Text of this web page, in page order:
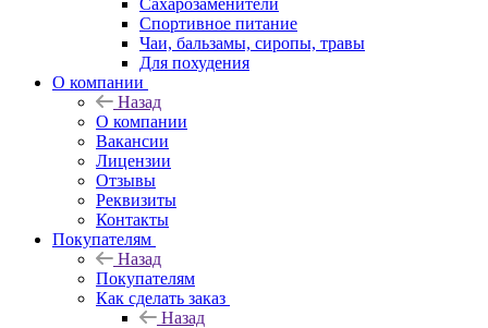
Сахарозаменители
Спортивное питание
Чаи, бальзамы, сиропы, травы
Для похудения
О компании
Назад
О компании
Вакансии
Лицензии
Отзывы
Реквизиты
Контакты
Покупателям
Назад
Покупателям
Как сделать заказ
Назад